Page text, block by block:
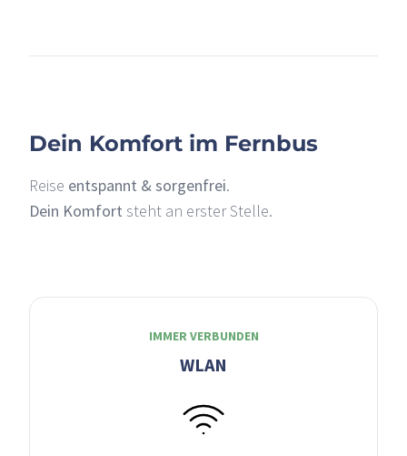
Dein Komfort im Fernbus
Reise entspannt & sorgenfrei.
Dein Komfort steht an erster Stelle.
IMMER VERBUNDEN
WLAN